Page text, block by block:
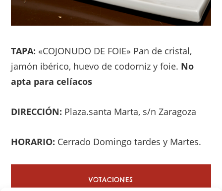
TAPA:«COJONUDO DE FOIE» Pan de cristal,
jamón ibérico, huevo de codorniz y foie. No
apta para celíacos
DIRECCIÓN: Plaza.santa Marta, s/n Zaragoza
HORARIO: Cerrado Domingo tardes y Martes.
VOTACIONES